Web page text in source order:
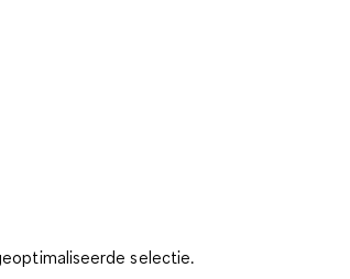
selectie.